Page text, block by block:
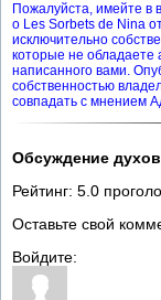
Пожалуйста, имейте в
о Les Sorbets de Nina
исключительно
которые не обладаете
написанного вами.
собственностью
совпадать с мнением
Обсуждение духов
Рейтинг: 5.0
Оставьте свой
Войдите: